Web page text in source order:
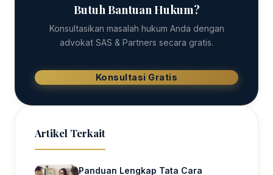
Butuh Bantuan Hukum?
Konsultasikan masalah hukum Anda dengan
advokat SAS & Partners secara gratis.
Konsultasi Gratis
Artikel Terkait
Panduan Lengkap Tata Cara